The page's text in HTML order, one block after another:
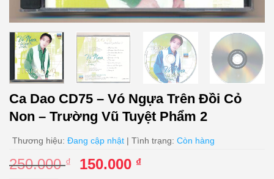
Ca Dao CD75 – Vó Ngựa Trên Đồi Cỏ
Non – Trường Vũ Tuyệt Phẩm 2
Thương hiệu: Đang cập nhật | Tình trạng: Còn hàng
250.000₫
Giá
150.000 ₫Giá